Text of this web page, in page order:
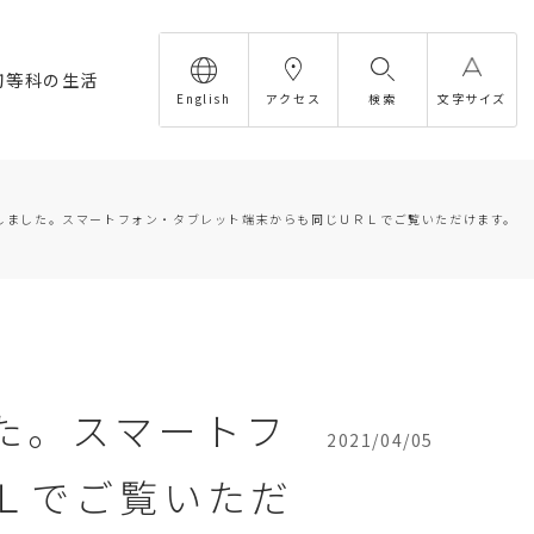
等科の生活
English アクセス 検索 文字サイズ
した。スマートフォン・タブレット端末からも同じＵＲＬでご覧いただけます。
。スマートフ
でご覧いただ
2021/04/05